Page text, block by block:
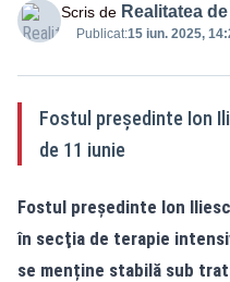
Scris de Realitatea
Publicat:15 iun. 2025,
Fostul preşedinte Ion
de 11 iunie
Fostul președinte Ion
în secţia de terapie
se menține stabilă sub